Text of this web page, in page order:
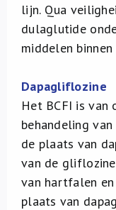
lijn. Qua
dulaglutide
middelen
Dapagliflozine
Het BCFI is
behandeling
de plaats van
van de
van hartfalen
plaats van